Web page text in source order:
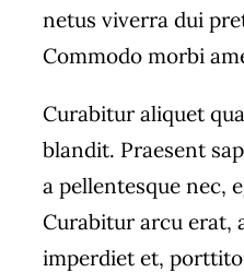
netus viverra dui
Commodo morbi
Curabitur aliquet
blandit. Praesent
a pellentesque nec,
Curabitur arcu erat,
imperdiet et,